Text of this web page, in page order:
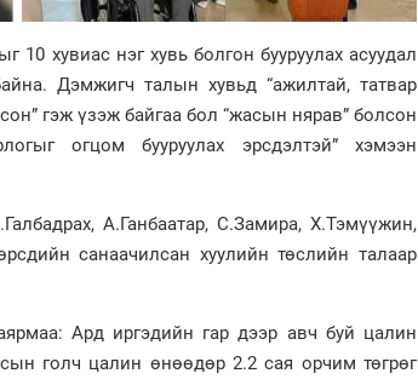
хувиас нэг хувь болгон бууруулах асуудал
Дэмжигч талын хувьд “ажилтай, татвар
гэж үзэж байгаа бол “жасын нярав” болсон
огцом бууруулах эрсдэлтэй” хэмээн
А.Ганбаатар, С.Замира, Х.Тэмүүжин,
санаачилсан хуулийн төслийн талаар
Ард иргэдийн гар дээр авч буй цалин
голч цалин өнөөдөр 2.2 сая орчим төгрөг